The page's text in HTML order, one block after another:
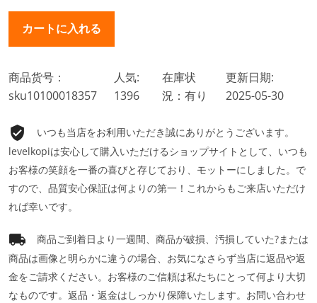
商品货号：
sku10100018357
人気:
1396
在庫状
況：有り
更新日期:
2025-05-30
いつも当店をお利用いただき誠にありがとうございます。
levelkopiは安心して購入いただけるショップサイトとして、いつも
お客様の笑顔を一番の喜びと存じており、モットーにしました。で
すので、品質安心保証は何よりの第一！これからもご来店いただけ
れば幸いです。
商品ご到着日より一週間、商品が破損、汚損していた?または
商品は画像と明らかに違うの場合、お気になさらず当店に返品や返
金をご請求ください。お客様のご信頼は私たちにとって何より大切
なものです。返品・返金はしっかり保障いたします。お問い合わせ